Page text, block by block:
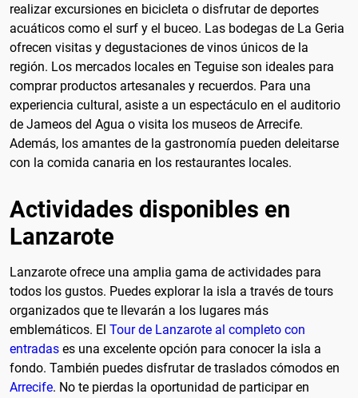
realizar excursiones en bicicleta o disfrutar de deportes
acuáticos como el surf y el buceo. Las bodegas de La Geria
ofrecen visitas y degustaciones de vinos únicos de la
región. Los mercados locales en Teguise son ideales para
comprar productos artesanales y recuerdos. Para una
experiencia cultural, asiste a un espectáculo en el auditorio
de Jameos del Agua o visita los museos de Arrecife.
Además, los amantes de la gastronomía pueden deleitarse
con la comida canaria en los restaurantes locales.
Actividades disponibles en
Lanzarote
Lanzarote ofrece una amplia gama de actividades para
todos los gustos. Puedes explorar la isla a través de tours
organizados que te llevarán a los lugares más
emblemáticos. El Tour de Lanzarote al completo con
entradas es una excelente opción para conocer la isla a
fondo. También puedes disfrutar de traslados cómodos en
Arrecife. No te pierdas la oportunidad de participar en